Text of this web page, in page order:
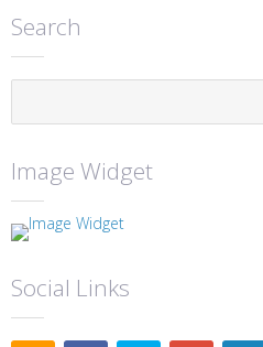
Search
Image Widget
Social Links